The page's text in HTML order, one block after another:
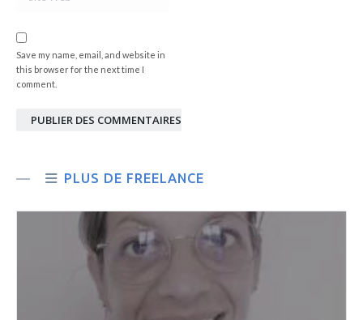
Save my name, email, and website in
this browser for the next time I
comment.
PUBLIER DES COMMENTAIRES
PLUS DE FREELANCE